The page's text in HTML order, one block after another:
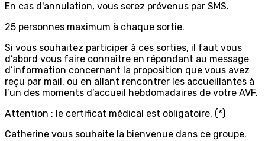
En cas d'annulation, vous serez prévenus par SMS.
25 personnes maximum à chaque sortie.
Si vous souhaitez participer à ces sorties, il faut vous
d’abord vous faire connaître en répondant au message
d’information concernant la proposition que vous avez
reçu par mail, ou en allant rencontrer les accueillantes à
l’un des moments d’accueil hebdomadaires de votre AVF.
Attention : le certificat médical est obligatoire. (*)
Catherine vous souhaite la bienvenue dans ce groupe.